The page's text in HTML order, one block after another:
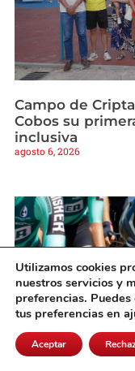
Campo de
Cobos su
inclusiva
agosto 6, 2026
Utilizamos cookies
nuestros servicios y
preferencias.
tus preferencias en
Aceptar